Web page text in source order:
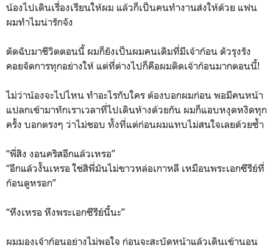
น้องไปเดินเรื่องเรียนให้ผม แล้วก็เป็นคนทำงานส่งให้ด้วย แฟน
ผมทำไมน่ารักจัง
ตัดฉับมาชีวิตตอนนี้ ผมก็ยังเป็นผมคนเดิมที่มีเจ้าก้อน ตัวรุงรัง
คอยจัดการทุกอย่างให้ แต่ที่ต่างไปก็คือผมติดเจ้าก้อนมากตอนนี้!
ไม่ว่าน้องจะไปไหน ทำอะไรกับใคร ต้องบอกผมก่อน พอมีคนหน้า
แปลกเข้ามาทักเราเวลาที่ไปเดินห้างด้วยกัน ผมก็แอบหงุดหงิดทุก
ครั้ง บอกตรงๆ ว่าไม่ชอบ ทั้งที่แต่ก่อนผมแทบไม่สนใจเลยด้วยซ้ำ
“พี่สิง งอนคริสอีกแล้วเหรอ”
“อีกแล้วงั้นเหรอ ใช่สิพี่มันไม่ขาวหล่อเกาหลี เหมือนพระเอกซีรีย์ที่
ก้อนดูหรอก”
“หึงเหรอ หึงพระเอกซีรีย์นี้นะ”
ผมมองเจ้าก้อนอย่างไม่พอใจ ก่อนจะสะบัดหน้าแล้วเดินเข้านอน